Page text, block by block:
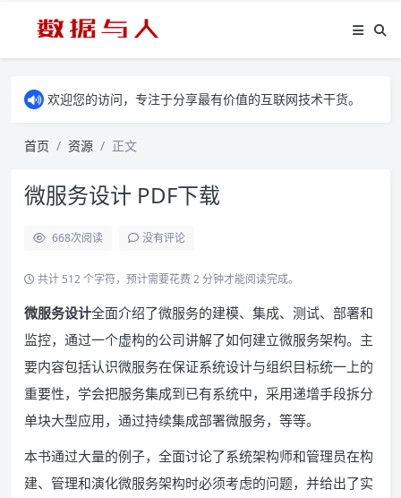
欢迎您的访问，专注于分享最有价值的互联网技术干货。
首页 资源 正文
微服务设计 PDF下载
668次阅读 没有评论
共计 512 个字符，预计需要花费 2 分钟才能阅读完成。
微服务设计全面介绍了微服务的建模、集成、测试、部署和
监控，通过一个虚构的公司讲解了如何建立微服务架构。主
要内容包括认识微服务在保证系统设计与组织目标统一上的
重要性，学会把服务集成到已有系统中，采用递增手段拆分
单块大型应用，通过持续集成部署微服务，等等。
本书通过大量的例子，全面讨论了系统架构师和管理员在构
建、管理和演化微服务架构时必须考虑的问题，并给出了实